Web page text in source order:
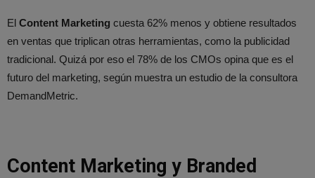
El Content Marketing cuesta 62% menos y obtiene resultados
en ventas que triplican otras herramientas, como la publicidad
tradicional. Quizá por eso el 78% de los CMOs opina que es el
futuro del marketing, según muestra un estudio de la consultora
DemandMetric.
Content Marketing y Branded